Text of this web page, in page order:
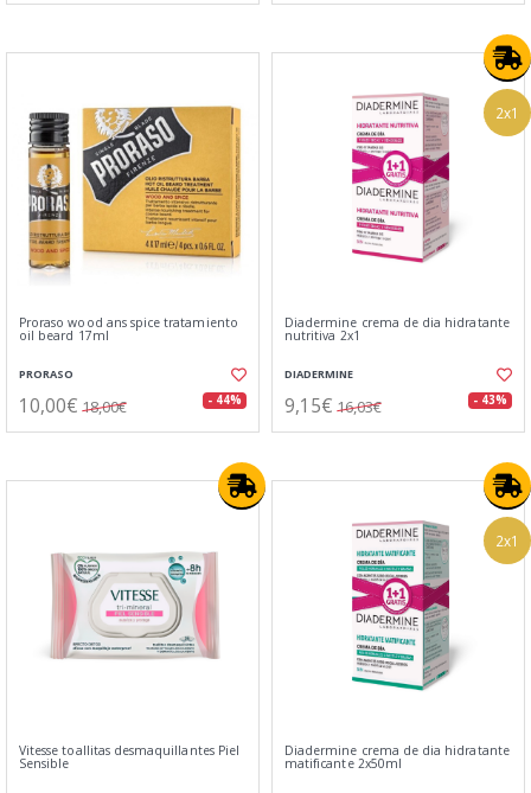
Proraso wood ans spice tratamiento
oil beard 17ml
PRORASO
10,00€ 18,00€ - 44%
2x1
Diadermine crema de dia hidratante
nutritiva 2x1
DIADERMINE
9,15€ 16,03€ - 43%
Vitesse toallitas desmaquillantes Piel
Sensible
2x1
Diadermine crema de dia hidratante
matificante 2x50ml